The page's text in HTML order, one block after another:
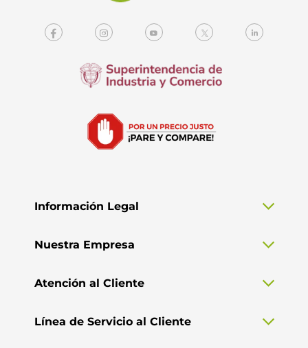
Información Legal
Nuestra Empresa
Atención al Cliente
Línea de Servicio al Cliente